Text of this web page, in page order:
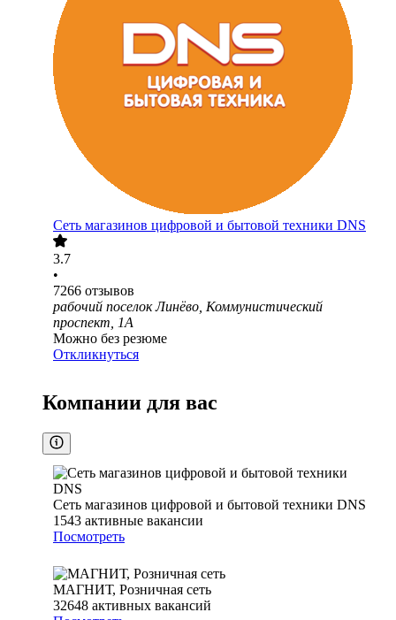
Сеть магазинов цифровой и бытовой техники DNS
3.7
•
7266 отзывов
рабочий поселок Линёво, Коммунистический
проспект, 1А
Можно без резюме
Откликнуться
Компании для вас
Сеть магазинов цифровой и бытовой техники DNS
1543 активные вакансии
Посмотреть
МАГНИТ, Розничная сеть
32648 активных вакансий